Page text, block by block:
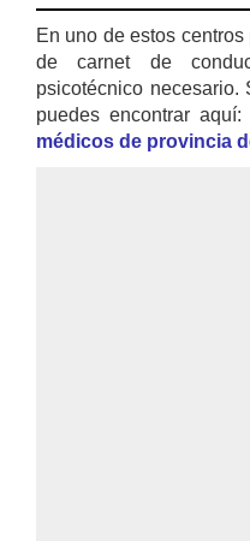
En uno de estos
de carnet de
psicotécnico
puedes encontrar aquí:
médicos de provincia